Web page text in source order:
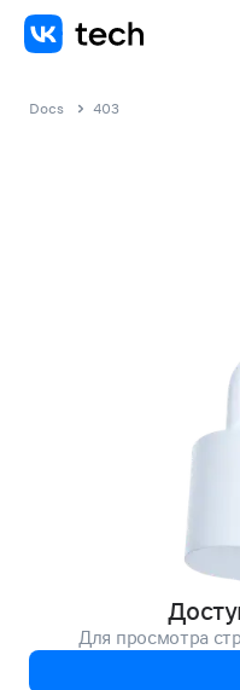
Docs 403
Для просмотра